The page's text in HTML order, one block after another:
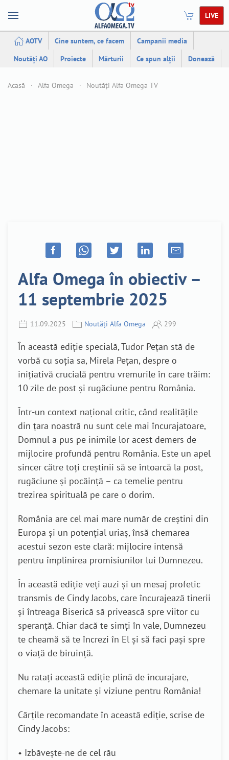
LIVE
AOTV Cine suntem, ce facem
Campanii media
Noutăți AO
Proiecte Mărturii Ce spun alții Donează
Acasă Alfa Omega Noutăți Alfa Omega TV
Alfa Omega în obiectiv –
11 septembrie 2025
11.09.2025 Noutăți Alfa Omega 299
În această ediție specială, Tudor Pețan stă de
vorbă cu soția sa, Mirela Pețan, despre o
inițiativă crucială pentru vremurile în care trăim:
10 zile de post și rugăciune pentru România.
Într-un context național critic, când realitățile
din țara noastră nu sunt cele mai încurajatoare,
Domnul a pus pe inimile lor acest demers de
mijlocire profundă pentru România. Este un apel
sincer către toți creștinii să se întoarcă la post,
rugăciune și pocăință – ca temelie pentru
trezirea spirituală pe care o dorim.
România are cel mai mare număr de creștini din
Europa și un potențial uriaș, însă chemarea
acestui sezon este clară: mijlocire intensă
pentru împlinirea promisiunilor lui Dumnezeu.
În această ediție veți auzi și un mesaj profetic
transmis de Cindy Jacobs, care încurajează tinerii
și întreaga Biserică să privească spre viitor cu
speranță. Chiar dacă te simți în vale, Dumnezeu
te cheamă să te încrezi în El și să faci pași spre
o viață de biruință.
Nu ratați această ediție plină de încurajare,
chemare la unitate și viziune pentru România!
Cărțile recomandate în această ediție, scrise de
Cindy Jacobs:
• Izbăvește-ne de cel rău